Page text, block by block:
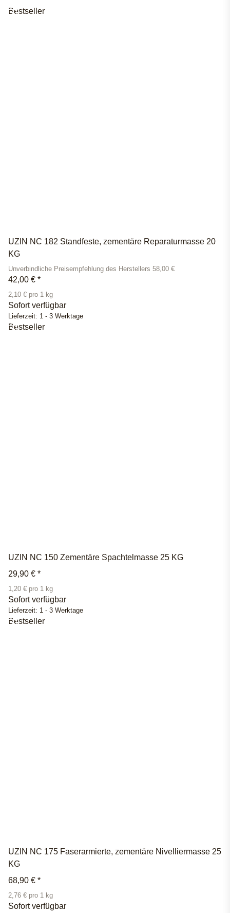
Bestseller
UZIN NC 182 Standfeste, zementäre Reparaturmasse 20
KG
Unverbindliche Preisempfehlung des Herstellers 58,00 €
42,00 € *
2,10 € pro 1 kg
Sofort verfügbar
Lieferzeit: 1 - 3 Werktage
Bestseller
UZIN NC 150 Zementäre Spachtelmasse 25 KG
29,90 € *
1,20 € pro 1 kg
Sofort verfügbar
Lieferzeit: 1 - 3 Werktage
Bestseller
UZIN NC 175 Faserarmierte, zementäre Nivelliermasse 25
KG
68,90 € *
2,76 € pro 1 kg
Sofort verfügbar